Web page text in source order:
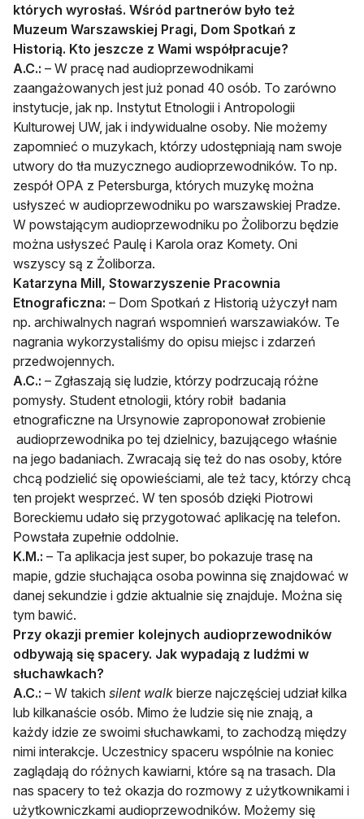
których wyrosłaś. Wśród partnerów było też
Muzeum Warszawskiej Pragi, Dom Spotkań z
Historią. Kto jeszcze z Wami współpracuje?
A.C.: – W pracę nad audioprzewodnikami
zaangażowanych jest już ponad 40 osób. To zarówno
instytucje, jak np. Instytut Etnologii i Antropologii
Kulturowej UW, jak i indywidualne osoby. Nie możemy
zapomnieć o muzykach, którzy udostępniają nam swoje
utwory do tła muzycznego audioprzewodników. To np.
zespół OPA z Petersburga, których muzykę można
usłyszeć w audioprzewodniku po warszawskiej Pradze.
W powstającym audioprzewodniku po Żoliborzu będzie
można usłyszeć Paulę i Karola oraz Komety. Oni
wszyscy są z Żoliborza.
Katarzyna Mill, Stowarzyszenie Pracownia
Etnograficzna: – Dom Spotkań z Historią użyczył nam
np. archiwalnych nagrań wspomnień warszawiaków. Te
nagrania wykorzystaliśmy do opisu miejsc i zdarzeń
przedwojennych.
A.C.: – Zgłaszają się ludzie, którzy podrzucają różne
pomysły. Student etnologii, który robił badania
etnograficzne na Ursynowie zaproponował zrobienie
audioprzewodnika po tej dzielnicy, bazującego właśnie
na jego badaniach. Zwracają się też do nas osoby, które
chcą podzielić się opowieściami, ale też tacy, którzy chcą
ten projekt wesprzeć. W ten sposób dzięki Piotrowi
Boreckiemu udało się przygotować aplikację na telefon.
Powstała zupełnie oddolnie.
K.M.: – Ta aplikacja jest super, bo pokazuje trasę na
mapie, gdzie słuchająca osoba powinna się znajdować w
danej sekundzie i gdzie aktualnie się znajduje. Można się
tym bawić.
Przy okazji premier kolejnych audioprzewodników
odbywają się spacery. Jak wypadają z ludźmi w
słuchawkach?
A.C.: – W takich silent walk bierze najczęściej udział kilka
lub kilkanaście osób. Mimo że ludzie się nie znają, a
każdy idzie ze swoimi słuchawkami, to zachodzą między
nimi interakcje. Uczestnicy spaceru wspólnie na koniec
zaglądają do różnych kawiarni, które są na trasach. Dla
nas spacery to też okazja do rozmowy z użytkownikami i
użytkowniczkami audioprzewodników. Możemy się